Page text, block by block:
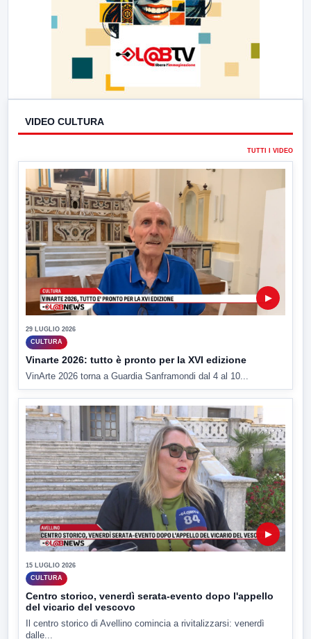
VIDEO CULTURA
TUTTI I VIDEO
▶
29 LUGLIO 2026
CULTURA
Vinarte 2026: tutto è pronto per la XVI edizione
VinArte 2026 torna a Guardia Sanframondi dal 4 al 10...
▶
15 LUGLIO 2026
CULTURA
Centro storico, venerdì serata-evento dopo l'appello
del vicario del vescovo
Il centro storico di Avellino comincia a rivitalizzarsi: venerdì
dalle...